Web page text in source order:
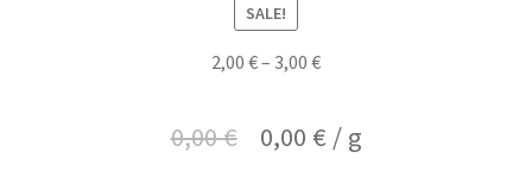
SALE!
2,00 €– 3,00 €
0,00€ 0,00 € / g